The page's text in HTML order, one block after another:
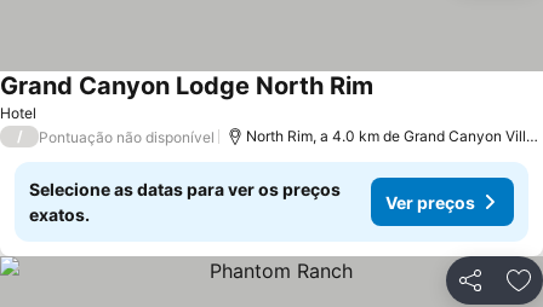
Hotel
Grand Canyon Lodge North Rim
/ Pontuação não disponível North Rim, a 4.0 km de Grand Canyon Village
Selecione as datas para ver os preços
exatos.
Ver preços
Partilhar